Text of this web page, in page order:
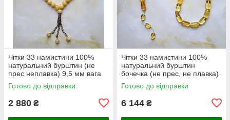
Чітки 33 намистини 100%
натуральний бурштин (не
прес неплавка) 9,5 мм вага
20г
Готово до відправки
2 880 ₴
Чітки 33 намистини 100%
натуральний бурштин
бочечка (не прес, не плавка)
8-17 мм вага 32 г
Готово до відправки
6 144 ₴